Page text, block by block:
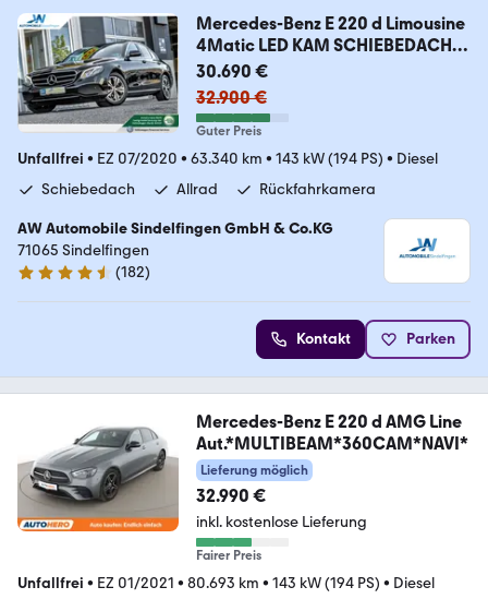
Mercedes-Benz E 220 d Limousine
4Matic LED KAM SCHIEBEDACH
uvm
30.690 €
32.900 €
Guter Preis
Unfallfrei • EZ 07/2020 • 63.340 km • 143 kW (194 PS) • Diesel
Schiebedach
Allrad Rückfahrkamera
AW Automobile Sindelfingen GmbH & Co.KG
71065 Sindelfingen
4.4 Sterne
(182)
Kontakt Parken
Mercedes-Benz E 220 d AMG Line
Aut.*MULTIBEAM*360CAM*NAVI*
Lieferung möglich
32.990 €
inkl. kostenlose Lieferung
Fairer Preis
Unfallfrei • EZ 01/2021 • 80.693 km • 143 kW (194 PS) • Diesel